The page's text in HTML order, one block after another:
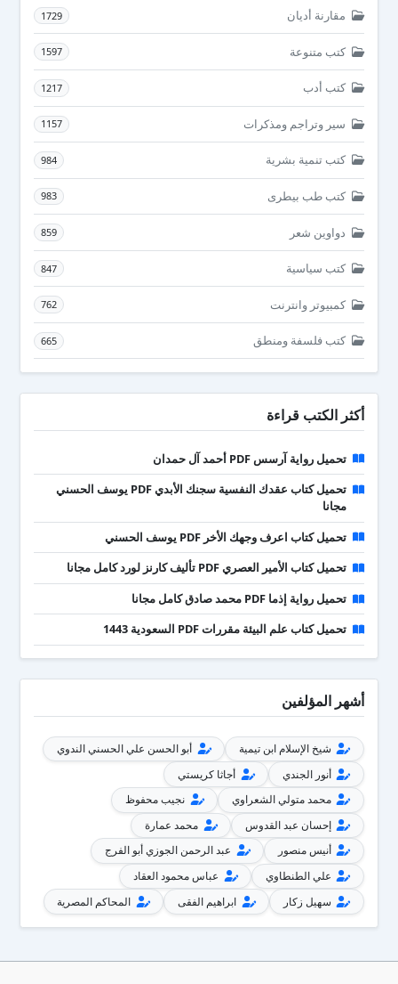
مقارنة أديان 1729
كتب متنوعة 1597
كتب أدب 1217
سير وتراجم ومذكرات 1157
كتب تنمية بشرية 984
كتب طب بيطرى 983
دواوين شعر 859
كتب سياسية 847
كمبيوتر وانترنت 762
كتب فلسفة ومنطق 665
أكثر الكتب قراءة
تحميل رواية آرسس PDF أحمد آل حمدان
تحميل كتاب عقدك النفسية سجنك الأبدي PDF يوسف الحسني
مجانا
تحميل كتاب اعرف وجهك الأخر PDF يوسف الحسني
تحميل كتاب الأمير العصري PDF تأليف كارنز لورد كامل مجانا
تحميل رواية إذما PDF محمد صادق كامل مجانا
تحميل كتاب علم البيئة مقررات PDF السعودية 1443
أشهر المؤلفين
شيخ الإسلام ابن تيمية
أبو الحسن علي الحسني الندوي
أنور الجندي
أجاثا كريستي
محمد متولي الشعراوي
نجيب محفوظ
إحسان عبد القدوس
محمد عمارة
أنيس منصور
عبد الرحمن الجوزي أبو الفرج
علي الطنطاوي
عباس محمود العقاد
سهيل زكار
ابراهيم الفقى المحاكم المصرية